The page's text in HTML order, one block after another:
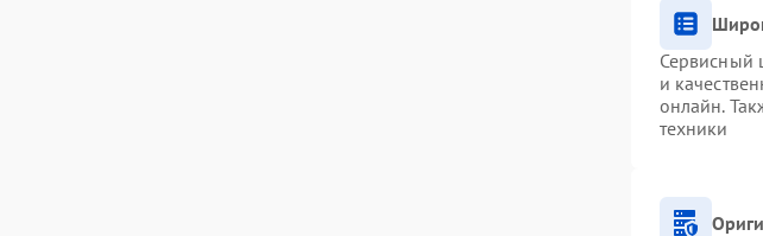
Сервисный
и
онлайн.
техники